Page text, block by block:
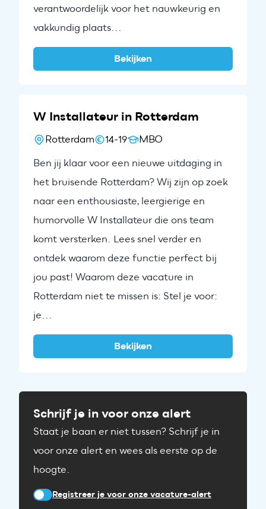
verantwoordelijk voor het nauwkeurig en
vakkundig plaats...
Bekijken
W Installateur in Rotterdam
Rotterdam 14-19 MBO
Ben jij klaar voor een nieuwe uitdaging in
het bruisende Rotterdam? Wij zijn op zoek
naar een enthousiaste, leergierige en
humorvolle W Installateur die ons team
komt versterken. Lees snel verder en
ontdek waarom deze functie perfect bij
jou past! Waarom deze vacature in
Rotterdam niet te missen is: Stel je voor:
je...
Bekijken
Schrijf je in voor onze alert
Staat je baan er niet tussen? Schrijf je in
voor onze alert en wees als eerste op de
hoogte.
Registreer je voor onze vacature-alert